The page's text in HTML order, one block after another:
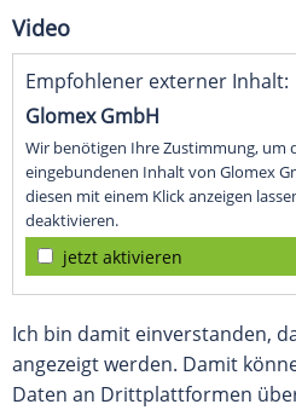
Video
Empfohlener externer Inhalt:
Glomex GmbH
Wir benötigen Ihre Zustimmung, um
eingebundenen Inhalt von Glomex
diesen mit einem Klick anzeigen
deaktivieren.
jetzt aktivieren
Ich bin damit einverstanden,
angezeigt werden. Damit
Daten an Drittplattformen